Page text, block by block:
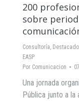
200
sobre
Consultoría
EASP
Por Comunicacion
Una jornada
Pública junto a la